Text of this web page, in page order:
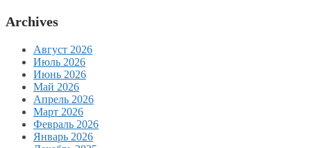
Archives
Август 2026
Июль 2026
Июнь 2026
Май 2026
Апрель 2026
Март 2026
Февраль 2026
Январь 2026